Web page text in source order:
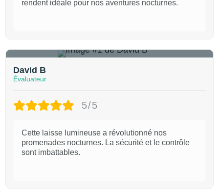
rendent idéale pour nos aventures nocturnes.
David B
Évaluateur
5/5
Cette laisse lumineuse a révolutionné nos
promenades nocturnes. La sécurité et le contrôle
sont imbattables.